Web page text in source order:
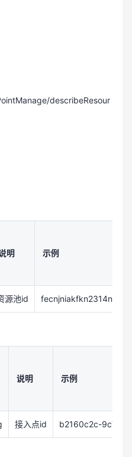
describeResour
明 示例
源池id
说明 示例
接入点id b2160c2c-9c70-